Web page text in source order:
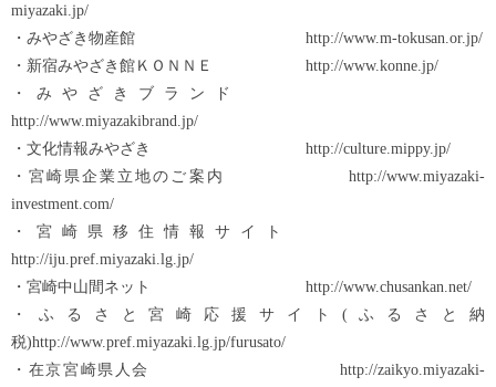
miyazaki.jp/
・みやざき物産館 http://www.m-tokusan.or.jp/
・新宿みやざき館ＫＯＮＮＥ http://www.konne.jp/
・みやざきブランド
http://www.miyazakibrand.jp/
・文化情報みやざき http://culture.mippy.jp/
・宮崎県企業立地のご案内 http://www.miyazaki-
investment.com/
・宮崎県移住情報サイト
http://iju.pref.miyazaki.lg.jp/
・宮崎中山間ネット http://www.chusankan.net/
・ふるさと宮崎応援サイト(ふるさと納
税)http://www.pref.miyazaki.lg.jp/furusato/
・在京宮崎県人会 http://zaikyo.miyazaki-